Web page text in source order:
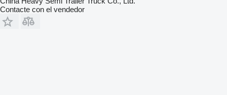
Contacte con el vendedor